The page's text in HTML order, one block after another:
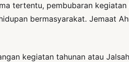
tertentu, pembubaran
bermasyarakat. Jemaat
kegiatan tahunan atau